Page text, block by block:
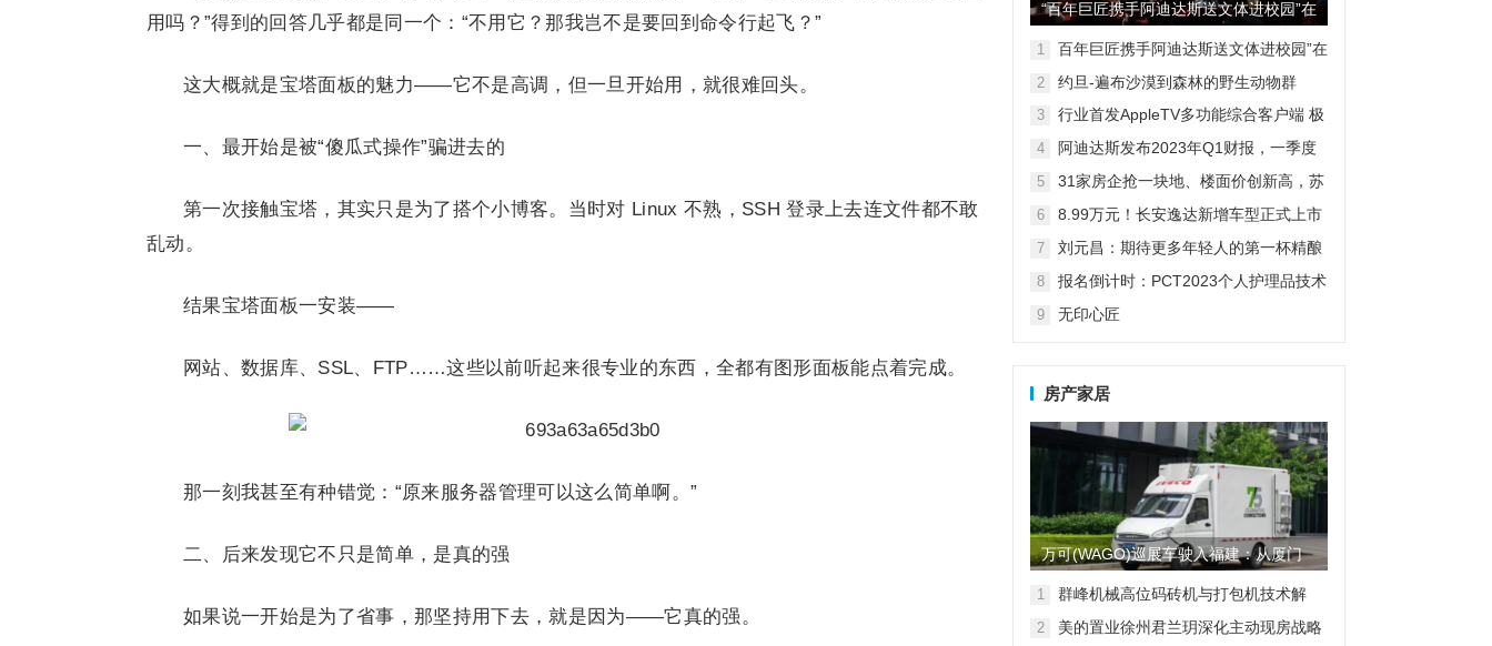
用吗？”得到的回答几乎都是同一个：“不用它？那我岂不是要回到命令行起飞？”
这大概就是宝塔面板的魅力——它不是高调，但一旦开始用，就很难回头。
一、最开始是被“傻瓜式操作”骗进去的
第一次接触宝塔，其实只是为了搭个小博客。当时对 Linux 不熟，SSH 登录上去连文件都不敢
乱动。
结果宝塔面板一安装——
网站、数据库、SSL、FTP……这些以前听起来很专业的东西，全都有图形面板能点着完成。
那一刻我甚至有种错觉：“原来服务器管理可以这么简单啊。”
二、后来发现它不只是简单，是真的强
如果说一开始是为了省事，那坚持用下去，就是因为——它真的强。
“百年巨匠携手阿迪达斯送文体进校园”在
京启动
1
百年巨匠携手阿迪达斯送文体进校园”在
2 约旦-遍布沙漠到森林的野生动物群
3
行业首发AppleTV多功能综合客户端 极
4
阿迪达斯发布2023年Q1财报，一季度
5
31家房企抢一块地、楼面价创新高，苏
6
8.99万元！长安逸达新增车型正式上市
7
刘元昌：期待更多年轻人的第一杯精酿
8
报名倒计时：PCT2023个人护理品技术
国际会议中心报名如期而至！
9 无印心匠
房产家居
万可(WAGO)巡展车驶入福建：从厦门
到福州，零距离服务八闽...
1
群峰机械高位码砖机与打包机技术解
2
美的置业徐州君兰玥深化主动现房战略